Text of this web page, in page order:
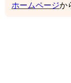
ホームページか